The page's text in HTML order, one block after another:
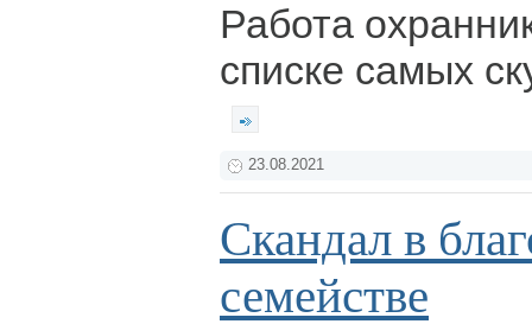
Работа
списке самых
23.08.2021
Скандал в
семействе